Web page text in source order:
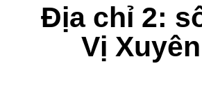
Địa chỉ 2:
Vị